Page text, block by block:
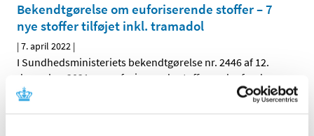
Bekendtgørelse om euforiserende stoffer – 7
nye stoffer tilføjet inkl. tramadol
|7. april 2022 |
I Sundhedsministeriets bekendtgørelse nr. 2446 af 12.
december 2021 om euforiserende stoffer er der fra den
Håndtering af kliniske lægemiddelforsøg i